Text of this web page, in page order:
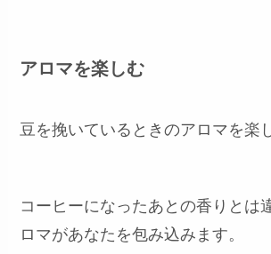
アロマを楽しむ
豆を挽いているときのアロマを楽
コーヒーになったあとの香りとは
ロマがあなたを包み込みます。